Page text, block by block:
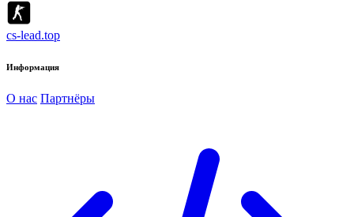
cs-lead.top
Информация
О нас Партнёры